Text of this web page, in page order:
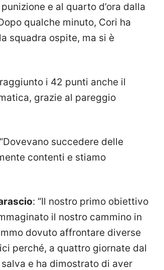
e al quarto d’ora dalla
qualche minuto, Cori ha
squadra ospite, ma si è
i 42 punti anche il
grazie al pareggio
succedere delle
contenti e stiamo
: “Il nostro primo obiettivo
il nostro cammino in
dovuto affrontare diverse
perché, a quattro giornate dal
e ha dimostrato di aver